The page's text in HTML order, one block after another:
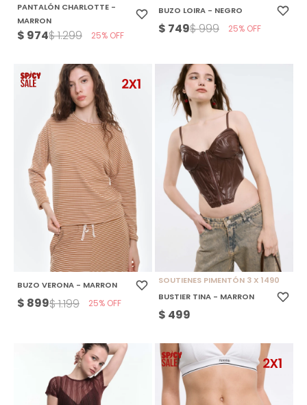
PANTALÓN CHARLOTTE -
MARRON
$ 974$1.299 25
BUZO LOIRA - NEGRO
$ 749$999 25
BUZO VERONA - MARRON
$ 899$1.199 25
SOUTIENES PIMENTÓN 3 X 1490
BUSTIER TINA - MARRON
$ 499